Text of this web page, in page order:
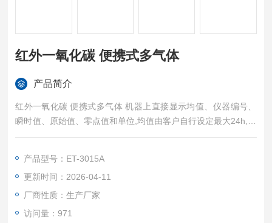
红外一氧化碳 便携式多气体
产品简介
红外一氧化碳 便携式多气体 机器上直接显示均值、仪器编号、
瞬时值、原始值、零点值和单位,均值由客户自行设定最大24h,最
小30分钟
产品型号：ET-3015A
更新时间：2026-04-11
厂商性质：生产厂家
访问量：971